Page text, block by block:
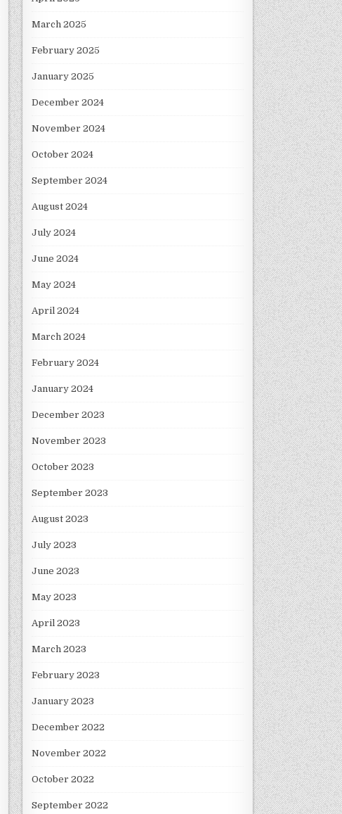
March 2025
February 2025
January 2025
December 2024
November 2024
October 2024
September 2024
August 2024
July 2024
June 2024
May 2024
April 2024
March 2024
February 2024
January 2024
December 2023
November 2023
October 2023
September 2023
August 2023
July 2023
June 2023
May 2023
April 2023
March 2023
February 2023
January 2023
December 2022
November 2022
October 2022
September 2022